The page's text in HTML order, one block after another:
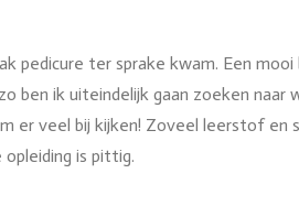
pedicure ter sprake kwam. Een
ben ik uiteindelijk gaan zoeken naar
er veel bij kijken! Zoveel leerstof en
is pittig.